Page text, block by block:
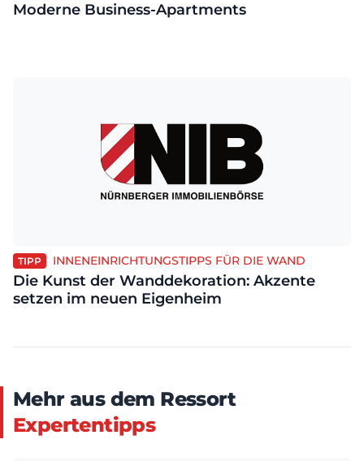
Moderne Business-Apartments
TIPP INNENEINRICHTUNGSTIPPS FÜR DIE WAND
Die Kunst der Wanddekoration: Akzente
setzen im neuen Eigenheim
Mehr aus dem Ressort
Expertentipps